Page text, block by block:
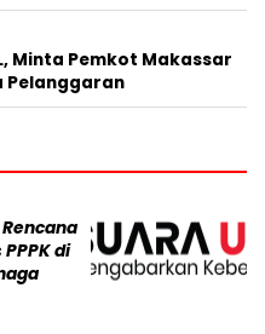
Minta Pemkot Makassar
Pelanggaran
di